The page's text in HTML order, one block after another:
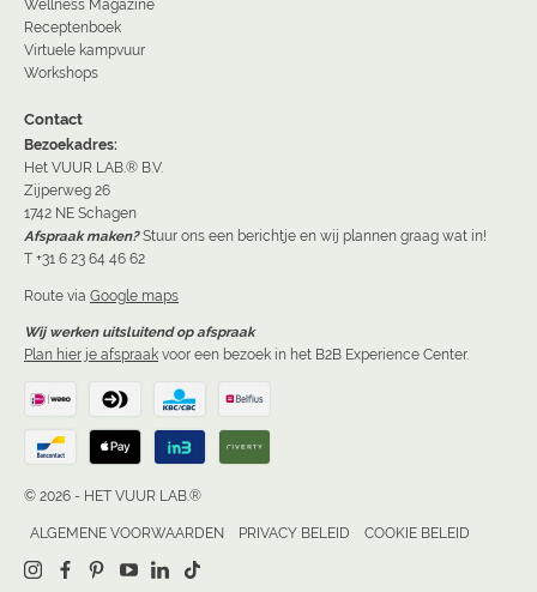
Wellness Magazine
Receptenboek
Virtuele kampvuur
Workshops
Contact
Bezoekadres:
Het VUUR LAB.® B.V.
Zijperweg 26
1742 NE Schagen
Afspraak maken? Stuur ons een berichtje en wij plannen graag wat in!
T +31 6 23 64 46 62
Route via Google maps
Wij werken uitsluitend op afspraak
Plan hier je afspraak voor een bezoek in het B2B Experience Center.
© 2026 - HET VUUR LAB.®
ALGEMENE VOORWAARDEN PRIVACY BELEID COOKIE BELEID